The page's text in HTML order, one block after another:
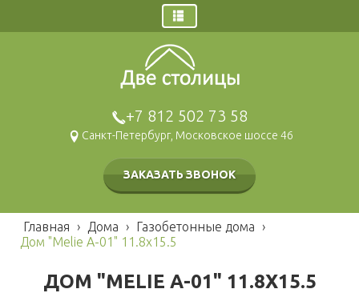
Брусовые дома
Газобетонные дома
Гаражи и навесы
Брусовые
Наши работы
+7 812 502 73 58
Санкт-Петербург, Московское шоссе 46
ЗАКАЗАТЬ ЗВОНОК
Главная › Дома › Газобетонные дома
›
Дом "Melie A-01" 11.8x15.5
ДОМ "MELIE A-01" 11.8X15.5